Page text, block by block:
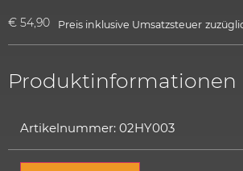
€ 54,90 Preis inklusive Umsatzsteuer
Produktinformationen
Artikelnummer: 02HY003